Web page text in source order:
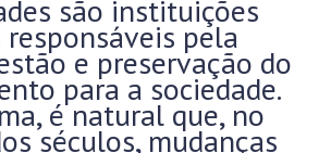
são instituições
pela
e preservação do
para a sociedade.
é natural que, no
séculos, mudanças